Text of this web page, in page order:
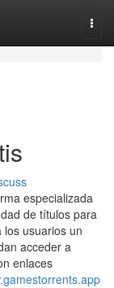
especializada
de títulos para
usuarios un
acceder a
enlaces